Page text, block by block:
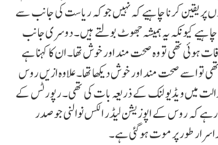
پر یقین کرنا چاہیے کہ نہیں جو کہ ریاست کی جانب سے
کیونکہ یہ ہمیشہ جھوٹ بولتے ہیں۔ دوسری جانب
ہوئی تھی تو وہ صحت مند اور خوش تھا۔ ان کا کہنا ہے
بیٹے سے ملاقات ہوئی تھی تو اسے صحت مند اور خوش دیکھا تھا۔ علاوہ ازیں روس
میں ویڈیو لنک کے ذریعہ بات کی تھی۔ رپورٹس کے
رہے کہ روس کے اپوزیشن لیڈر الکس نوالنی جو صدر
طور پر موت ہوگئی ہے۔